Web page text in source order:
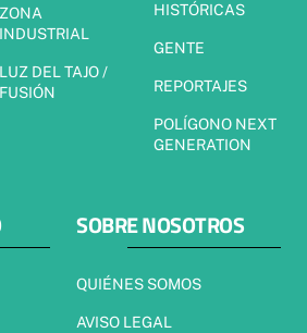
ZONA
INDUSTRIAL
LUZ DEL TAJO /
FUSIÓN
HISTÓRICAS
GENTE
REPORTAJES
POLÍGONO NEXT
GENERATION
SOBRE NOSOTROS
QUIÉNES SOMOS
AVISO LEGAL